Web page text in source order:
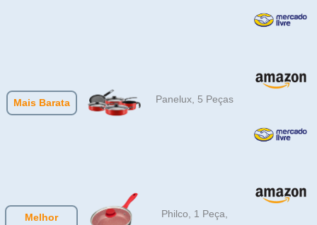
Mais Barata Panelux, 5 Peças
Melhor
Philco, 1 Peça,